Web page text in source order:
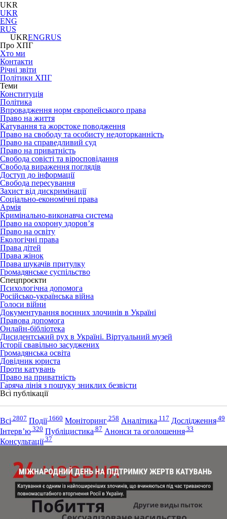
UKR
UKR
ENG
RUS
UKRENGRUS
Про ХПГ
Хто ми
Контакти
Річні звіти
Політики ХПГ
Теми
Конституція
Політика
Впровадження норм європейського права
Право на життя
Катування та жорстоке поводження
Право на свободу та особисту недоторканність
Право на справедливий суд
Право на приватність
Свобода совісті та віросповідання
Свобода вираження поглядів
Доступ до інформації
Свобода пересування
Захист від дискримінації
Соціально-економічні права
Армія
Кримінально-виконавча система
Право на охорону здоров’я
Право на освіту
Екологічні права
Права дітей
Права жінок
Права шукачів притулку
Громадянське суспільство
Спецпроєкти
Психологічна допомога
Російсько-українська війна
Голоси війни
Документування воєнних злочинів в Україні
Правова допомога
Онлайн-бібліотека
Дисидентський рух в Україні. Віртуальний музей
Історії свавільно засуджених
Громадянська освіта
Довідник юриста
Проти катувань
Право на приватність
Гаряча лінія з пошуку зниклих безвісти
Всі публікації
Всі 2807 Події1660 Моніторинг 258 Аналітика 117 Дослідження 49
Інтерв’ю 320 Публіцистика 87 Анонси та оголошення 33
Консультації37